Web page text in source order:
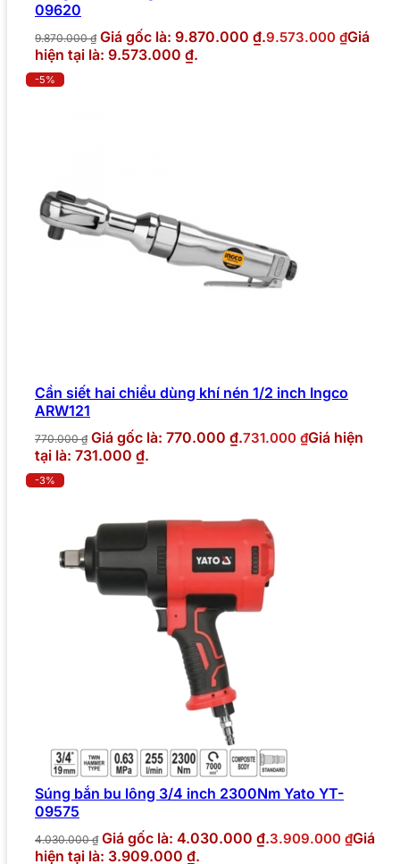
09620
9.870.000₫ Giá gốc là: 9.870.000 ₫.9.573.000 ₫Giá
hiện tại là: 9.573.000 ₫.
-5%
Cần siết hai chiều dùng khí nén 1/2 inch Ingco
ARW121
770.000₫ Giá gốc là: 770.000 ₫.731.000 ₫Giá hiện
tại là: 731.000 ₫.
-3%
Súng bắn bu lông 3/4 inch 2300Nm Yato YT-
09575
4.030.000₫ Giá gốc là: 4.030.000 ₫.3.909.000 ₫Giá
hiện tại là: 3.909.000 ₫.